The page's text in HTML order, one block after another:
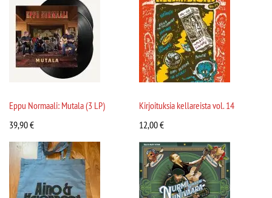
Eppu Normaali: Mutala (3 LP)
39,90€
Kirjoituksia kellareista vol. 14
12,00€